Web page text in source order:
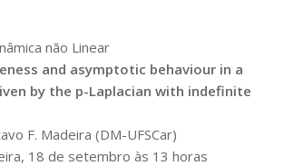
e Prevenção
e Financeiro
Mídias
Sites
não Linear
and asymptotic behaviour in a
by the p-Laplacian with indefinite
F. Madeira (DM-UFSCar)
18 de setembro às 13 horas